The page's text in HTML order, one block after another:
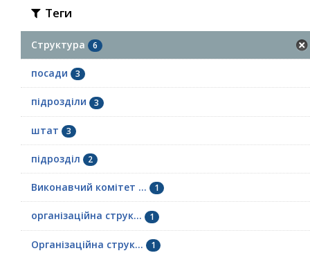
Теги
Структура 6
посади 3
підрозділи 3
штат 3
підрозділ 2
Виконавчий комітет ... 1
організаційна струк... 1
Організаційна струк... 1